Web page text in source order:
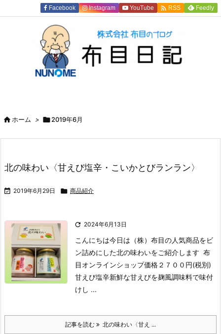
Facebook Instagram YouTube  RSS Feedly
ホーム > 2019年6月
北の味わい〈甘えび塩辛・こいかとびランラン〉
 2019年6月29日  商品紹介
 2024年6月13日
こんにちは今日は（株）布目の人気商品をビ
ン詰めにした北の味わいをご紹介します 布
目オンラインショップ価格２７００円(税別)
甘えび塩辛新鮮な甘えびを麹風調味料で味付
けし ...
記事を読む 北の味わい〈甘え ...